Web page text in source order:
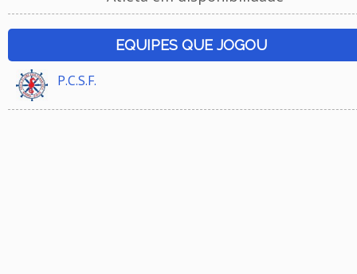
EQUIPES QUE JOGOU
P.C.S.F.